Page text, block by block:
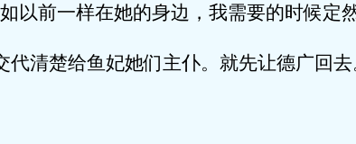
以前一样在她的身边，我需要的时候定
清楚给鱼妃她们主仆。就先让德广回去